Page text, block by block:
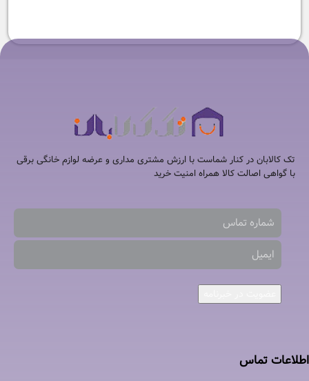
تک کالابان در کنار شماست با ارزش مشتری مداری و عرضه لوازم خانگی برقی
با گواهی اصالت کالا همراه امنیت خرید
اطلاعات تماس